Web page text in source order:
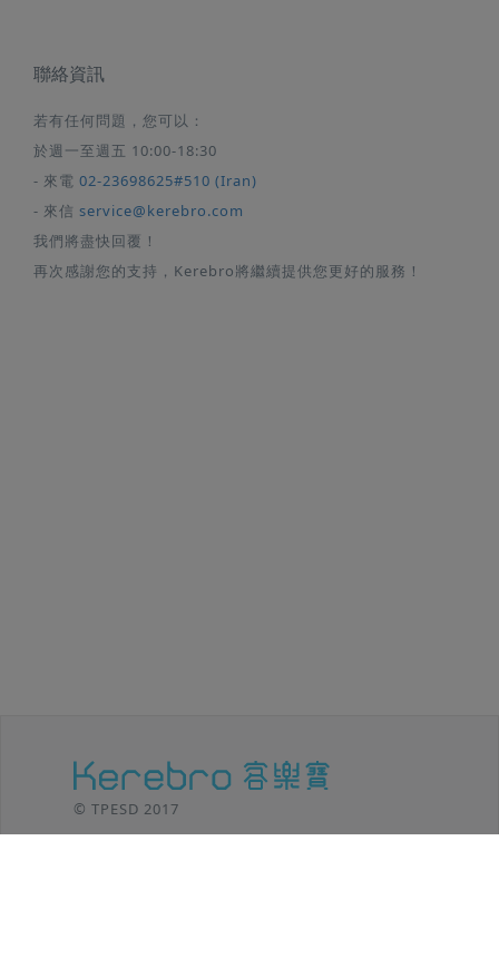
聯絡資訊
若有任何問題，您可以：
於週一至週五 10:00-18:30
- 來電 02-23698625#510 (Iran)
- 來信 service@kerebro.com
我們將盡快回覆！
再次感謝您的支持，Kerebro將繼續提供您更好的服務！
© TPESD 2017